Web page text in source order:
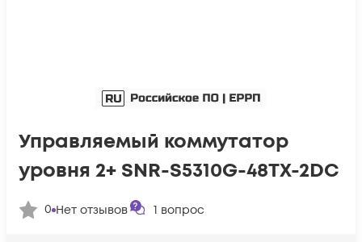
Управляемый коммутатор
уровня 2+ SNR-S5310G-48TX-2DC
0 Нет отзывов 1 вопрос